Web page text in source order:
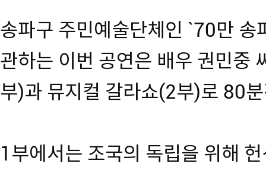
송파구 주민예술단체인 `70만 송
관하는 이번 공연은 배우 권민중
부)과 뮤지컬 갈라쇼(2부)로 80
1부에서는 조국의 독립을 위해